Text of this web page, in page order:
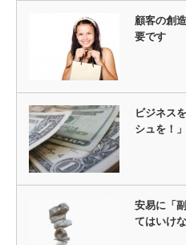
顧客の創
要です
ビジネス
シュを！
安易に「
てはいけ